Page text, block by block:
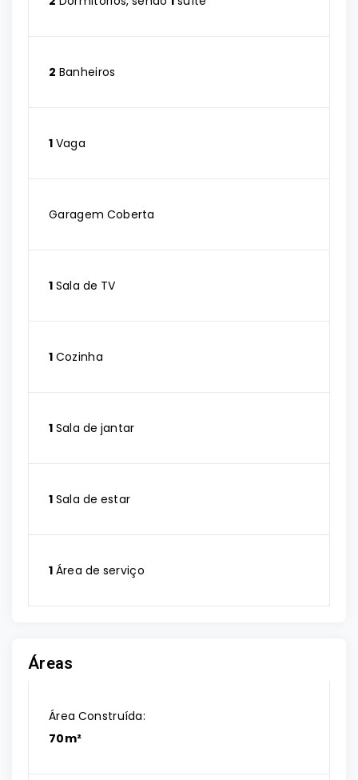
2 Banheiros
1 Vaga
Garagem Coberta
1 Sala de TV
1 Cozinha
1 Sala de jantar
1 Sala de estar
1 Área de serviço
Áreas
Área Construída:
70m²